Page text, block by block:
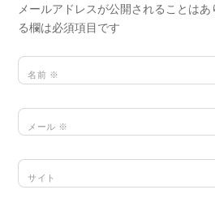
メールアドレスが公開されることはあ
る欄は必須項目です
名前 ※
メール ※
サイト